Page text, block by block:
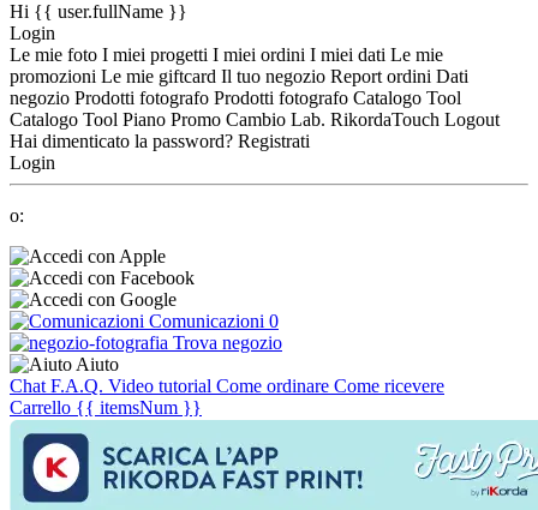
Hi {{ user.fullName }}
Login
Le mie foto I miei progetti I miei ordini I miei dati Le mie
promozioni Le mie giftcard Il tuo negozio Report ordini Dati
negozio Prodotti fotografo Prodotti fotografo Catalogo Tool
Catalogo Tool Piano Promo Cambio Lab. RikordaTouch Logout
Hai dimenticato la password? Registrati
Login
o:
Comunicazioni 0
Trova negozio
Aiuto
Chat F.A.Q. Video tutorial Come ordinare Come ricevere
Carrello {{ itemsNum }}